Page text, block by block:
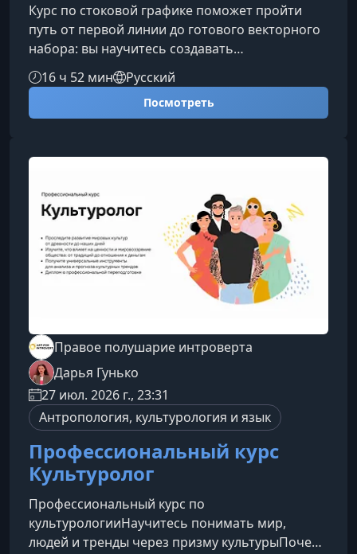
Курс по стоковой графике поможет пройти
путь от первой линии до готового векторного
набора: вы научитесь создавать
востребованные черно-белые иллюстрации
пером, тушью, линерами и в Adobe Fresco,
грамотно оцифровывать работы, выполнять
профессиональную трассировку в Adobe
стоки.Кому подойдет курсПрограмма
авторов стокового контента, которые хотят
уверенно работа
16 ч 52 мин Русский
Посмотреть
Правое полушарие интроверта
Дарья Гунько
27 июл. 2026 г., 23:31
Антропология, культурология и язык
Профессиональный курс
Культуролог
Профессиональный курс по
культурологииНаучитесь понимать мир,
людей и тренды через призму культурыПочему